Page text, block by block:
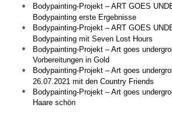
Bodypainting-Projekt – ART GOES
Bodypainting erste Ergebnisse
Bodypainting-Projekt – ART GOES
Bodypainting mit Seven Lost Hours
Bodypainting-Projekt – Art goes
Vorbereitungen in Gold
Bodypainting-Projekt – Art goes
26.07.2021 mit den Country Friends
Bodypainting-Projekt – Art goes
Haare schön